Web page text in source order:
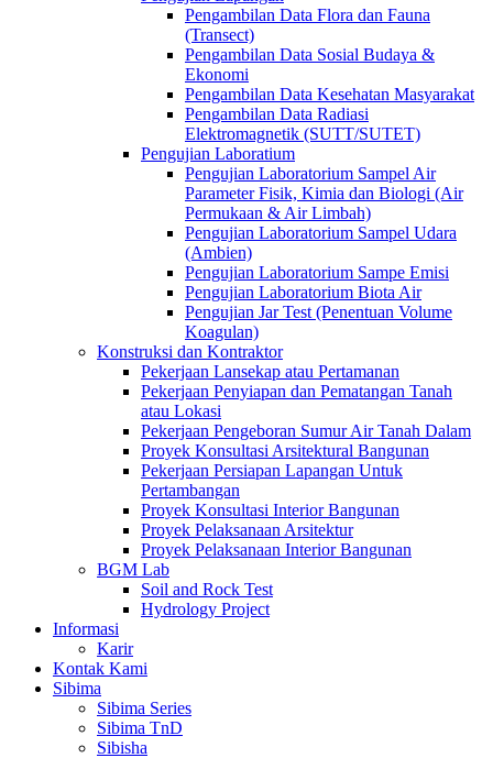
Pengambilan Data Flora dan Fauna
(Transect)
Pengambilan Data Sosial Budaya &
Ekonomi
Pengambilan Data Kesehatan Masyarakat
Pengambilan Data Radiasi
Elektromagnetik (SUTT/SUTET)
Pengujian Laboratium
Pengujian Laboratorium Sampel Air
Parameter Fisik, Kimia dan Biologi (Air
Permukaan & Air Limbah)
Pengujian Laboratorium Sampel Udara
(Ambien)
Pengujian Laboratorium Sampe Emisi
Pengujian Laboratorium Biota Air
Pengujian Jar Test (Penentuan Volume
Koagulan)
Konstruksi dan Kontraktor
Pekerjaan Lansekap atau Pertamanan
Pekerjaan Penyiapan dan Pematangan Tanah
atau Lokasi
Pekerjaan Pengeboran Sumur Air Tanah Dalam
Proyek Konsultasi Arsitektural Bangunan
Pekerjaan Persiapan Lapangan Untuk
Pertambangan
Proyek Konsultasi Interior Bangunan
Proyek Pelaksanaan Arsitektur
Proyek Pelaksanaan Interior Bangunan
BGM Lab
Soil and Rock Test
Hydrology Project
Informasi
Karir
Kontak Kami
Sibima
Sibima Series
Sibima TnD
Sibisha